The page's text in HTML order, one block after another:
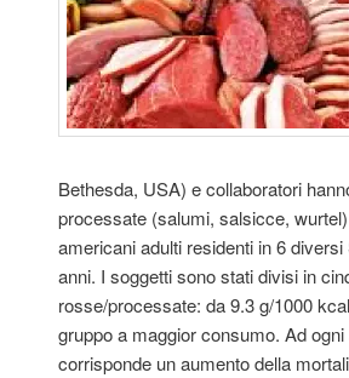
Bethesda, USA) e collaboratori
processate (salumi, salsicce,
americani adulti residenti in 6
anni. I soggetti sono stati divisi in
rosse/processate: da 9.3 g/1000
gruppo a maggior consumo. Ad
corrisponde un aumento della